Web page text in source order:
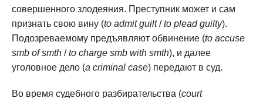
совершенного злодеяния. Преступник может и сам
признать свою вину (to admit guilt/to plead guilty).
Подозреваемому предъявляют обвинение (to accuse
smb of smth /to charge smb with smth), и далее
уголовное дело (a criminal case) передают в суд.
Во время судебного разбирательства (court